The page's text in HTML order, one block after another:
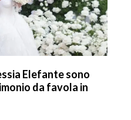
Elefante sono
da favola in